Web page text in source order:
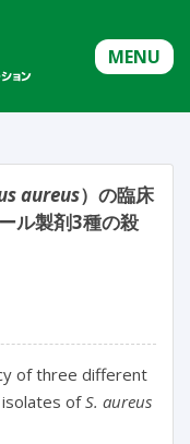
MENU
aureus）の臨床
ル製剤3種の殺
of three different
isolates ofS. aureus